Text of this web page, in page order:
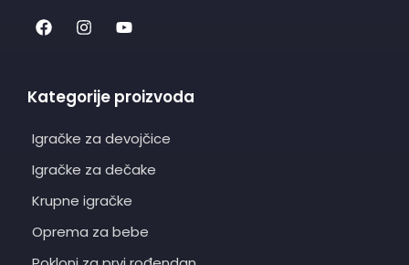
Kategorije proizvoda
Igračke za devojčice
Igračke za dečake
Krupne igračke
Oprema za bebe